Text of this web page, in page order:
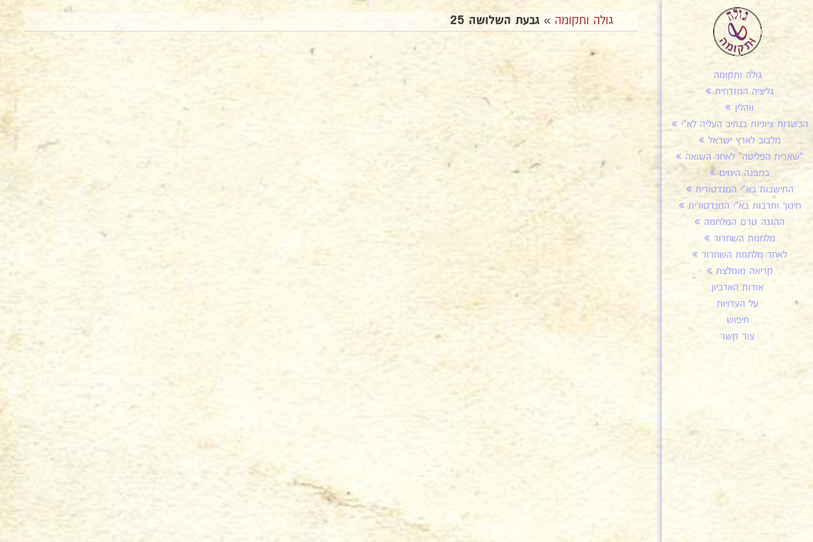
גולה ותקומה
גליציה המזרחית
ווהלין
הכשרות ציוניות בנתיב העליה לא"י
מלבוב לארץ ישראל
"שארית הפליטה" לאחר השואה
במפנה הימים
התישבות בא"י המנדטורית
חינוך ותרבות בא"י המנדטורית
ההגנה טרם המלחמה
מלחמת השחרור
לאחר מלחמת השחרור
קריאה מומלצת
אודות הארכיון
על העדויות
חיפוש
צור קשר
גולה ותקומה » גבעת השלושה 25